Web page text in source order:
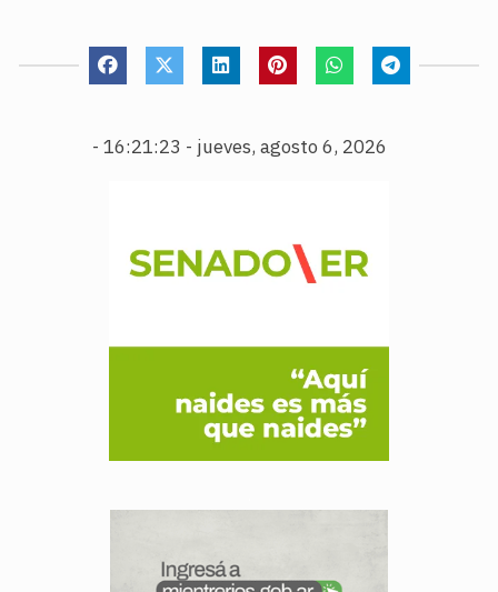
- 16:21:24 - jueves, agosto 6, 2026